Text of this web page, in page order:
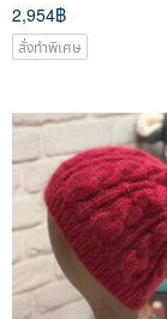
2,954฿
สั่งทำพิเศษ